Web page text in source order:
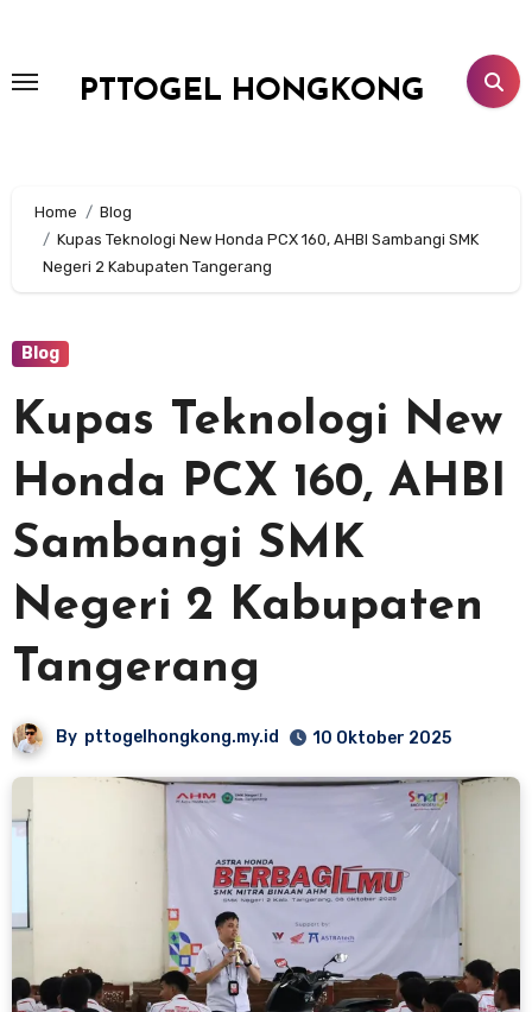
konten
PTTOGEL HONGKONG
Home
Blog
Kupas Teknologi New Honda PCX 160, AHBI Sambangi SMK
Negeri 2 Kabupaten Tangerang
Blog
Kupas Teknologi New
Honda PCX 160, AHBI
Sambangi SMK
Negeri 2 Kabupaten
Tangerang
By pttogelhongkong.my.id 10 Oktober 2025